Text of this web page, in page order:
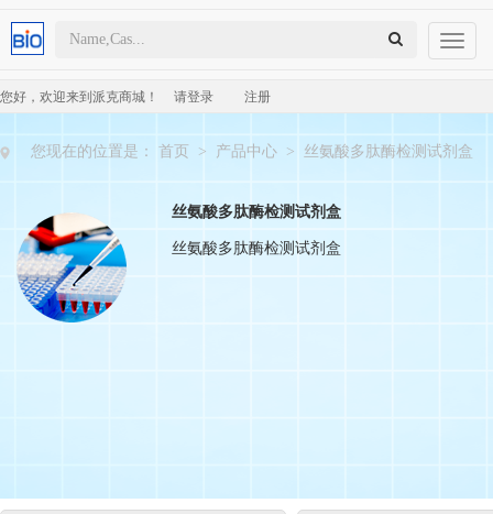
您好，欢迎来到派克商城！ 请登录 注册
Toggle
您现在的位置是： 首页 > 产品中心 > 丝氨酸多肽酶检测试剂盒
丝氨酸多肽酶检测试剂盒
丝氨酸多肽酶检测试剂盒